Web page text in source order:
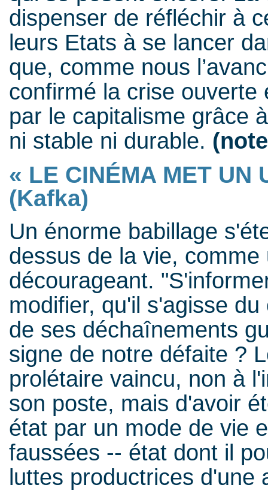
dispenser de réfléchir à
leurs Etats à se lancer
que, comme nous
confirmé la crise ouverte
par le capitalisme grâce
ni stable ni durable.
« LE CINÉMA MET UN
(Kafka)
Un énorme babillage
dessus de la vie,
décourageant.
modifier, qu'il s'agisse
de ses déchaînements
signe de notre défaite ?
prolétaire vaincu, non à
son poste, mais d'avoir
état par un mode de vie
faussées -- état dont il
luttes productrices d'une